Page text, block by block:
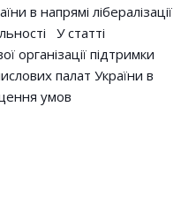
в напрямі лібералізації
У статті
організації підтримки
палат України в
умов